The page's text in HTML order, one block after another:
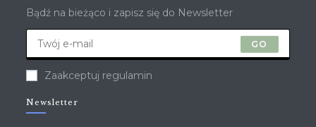
Bądź na bieżąco i zapisz się do Newsletter
GO
Zaakceptuj regulamin
Newsletter